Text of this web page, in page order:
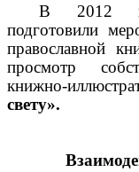
В 2012
подготовили
православной
просмотр
книжно-
свету».